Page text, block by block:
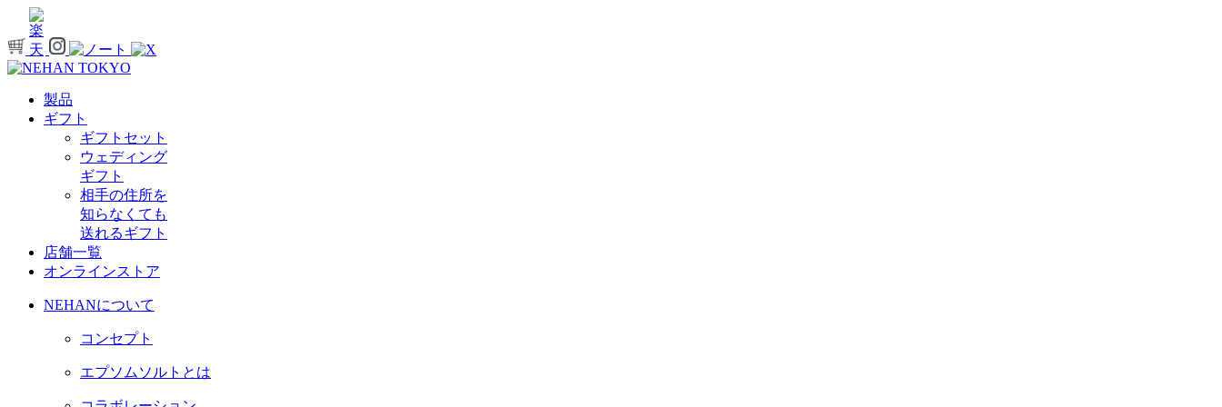
製品
ギフト
ギフトセット
ウェディング
ギフト
相手の住所を
知らなくても
送れるギフト
店舗一覧
オンラインストア
NEHANについて
コンセプト
エプソムソルトとは